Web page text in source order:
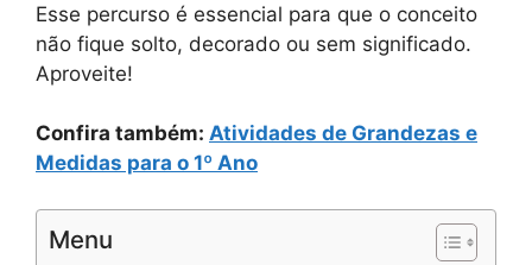
Esse percurso é essencial para que o conceito
não fique solto, decorado ou sem significado.
Aproveite!
Confira também: Atividades de Grandezas e
Medidas para o 1º Ano
Menu